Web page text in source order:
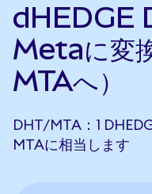
dHEDGE
Metaに変
MTAへ）
DHT/MTA：1
MTAに相当します